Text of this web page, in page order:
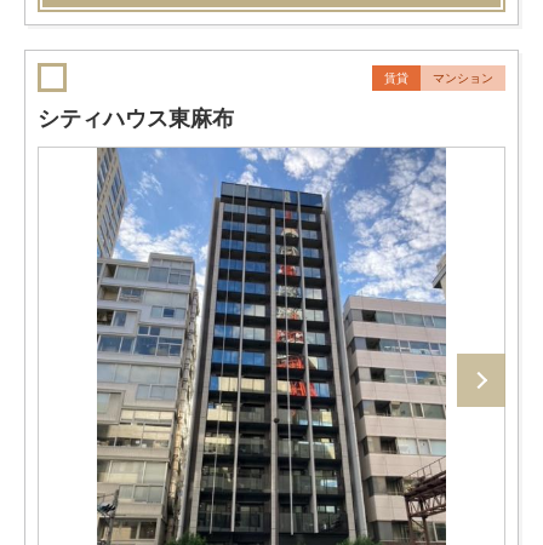
賃貸 マンション
シティハウス東麻布